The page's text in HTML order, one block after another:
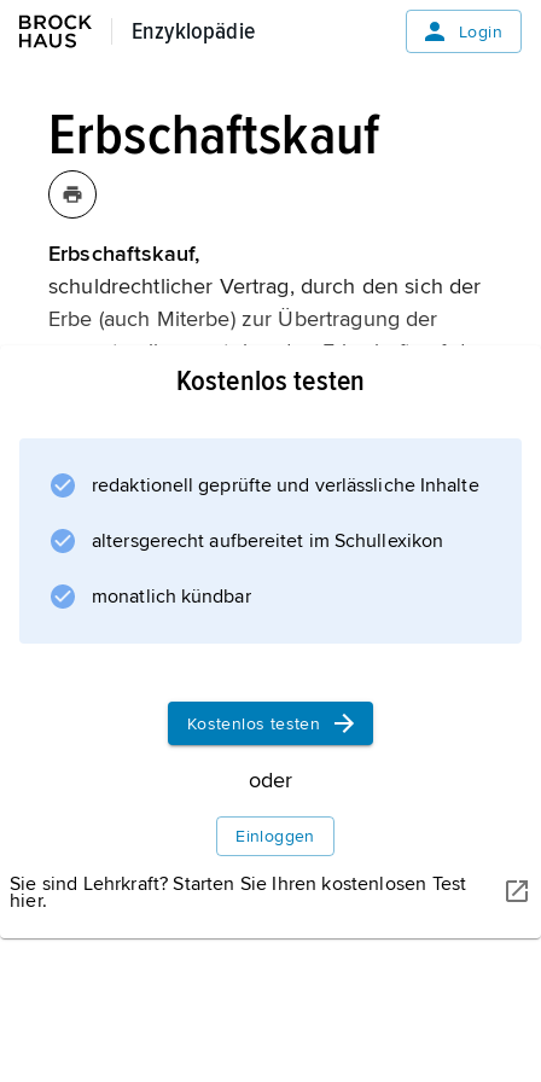
Enzyklopädie
Enzyklopädie Login
Erbschaftskauf
Erbschaftskauf,
schuldrechtlicher Vertrag, durch den sich der
Erbe (auch Miterbe) zur Übertragung der
gesamten ihm zustehenden Erbschaft auf den
Käufer gegen Entgelt verpflichtet; der Vertrag
Nachlass eines noch lebenden Dritten ist
Kostenlos testen
redaktionell geprüfte und verlässliche Inhalte
altersgerecht aufbereitet im Schullexikon
monatlich kündbar
Kostenlos testen
oder
Einloggen
Sie sind Lehrkraft? Starten Sie Ihren kostenlosen Test
hier.